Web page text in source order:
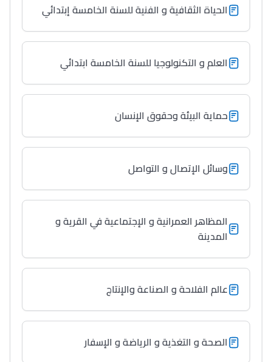
الحياة الثقافية و الفنية للسنة الخامسة إبتدائي
العلم و التكنولوجيا للسنة الخامسة ابتدائي
حماية البيئة وحقوق الإنسان
وسائل الإتصال و التواصل
المظاهر العمرانية و الإجتماعية في القرية و
المدينة
عالم الفلاحة و الصناعة والإنتاج
الصحة و التغذية و الرياضة و الإسفار